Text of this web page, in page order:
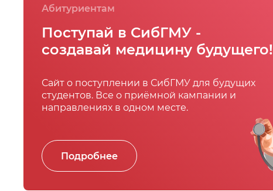
Абитуриентам
Поступай в СибГМУ -
создавай медицину будущего!
Сайт о поступлении в СибГМУ для будущих
студентов. Все о приёмной кампании и
направлениях в одном месте.
Подробнее